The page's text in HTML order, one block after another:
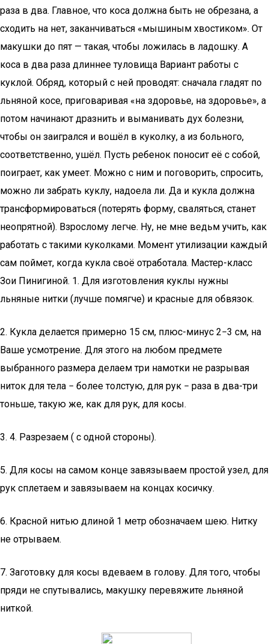
раза в два. Главное, что коса должна быть не обрезана, а
сходить на нет, заканчиваться «мышиным хвостиком». От
макушки до пят — такая, чтобы ложилась в ладошку. А
коса в два раза длиннее туловища Вариант работы с
куклой. Обряд, который с ней проводят: сначала гладят по
льняной косе, приговаривая «на здоровье, на здоровье», а
потом начинают дразнить и выманивать дух болезни,
чтобы он заигрался и вошёл в куколку, а из больного,
соответственно, ушёл. Пусть ребенок поносит её с собой,
поиграет, как умеет. Можно с ним и поговорить, спросить,
можно ли забрать куклу, надоела ли. Да и кукла должна
трансформироваться (потерять форму, сваляться, станет
неопрятной). Взрослому легче. Ну, не мне ведьм учить, как
работать с такими куколками. Момент утилизации каждый
сам поймет, когда кукла своё отработала. Мастер-класс
Зои Пинигиной. 1. Для изготовления куклы нужны
льняные нитки (лучше помягче) и красные для обвязок.
2. Кукла делается примерно 15 см, плюс-минус 2−3 cм, на
Ваше усмотрение. Для этого на любом предмете
выбранного размера делаем три намотки не разрывая
ниток для тела − более толстую, для рук − раза в два-три
тоньше, такую же, как для рук, для косы.
3. 4. Разрезаем ( с одной стороны).
5. Для косы на самом конце завязываем простой узел, для
рук сплетаем и завязываем на концах косичку.
6. Красной нитью длиной 1 метр обозначаем шею. Нитку
не отрываем.
7. Заготовку для косы вдеваем в голову. Для того, чтобы
пряди не спутывались, макушку перевяжите льняной
ниткой.